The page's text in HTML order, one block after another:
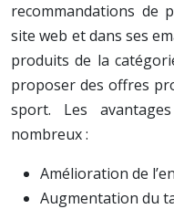
recommandations de
site web et dans ses
produits de la
proposer des offres
sport. Les
nombreux :
Amélioration de
Augmentation du